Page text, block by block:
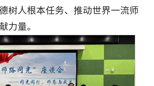
树人根本任务、推动世界一流师
力量。